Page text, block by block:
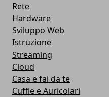
Rete
Hardware
Sviluppo Web
Istruzione
Streaming
Cloud
Casa e fai da te
Cuffie e Auricolari